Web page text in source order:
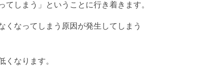
しまう」ということに行き着きます。
くなってしまう原因が発生してしまう
くなります。